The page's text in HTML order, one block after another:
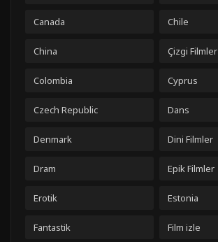
Canada Chile
China Çizgi Filmler
Colombia Cyprus
Czech Republic Dans
Denmark Dini Filmler
Dram Epik Filmler
Erotik Estonia
Fantastik Film izle